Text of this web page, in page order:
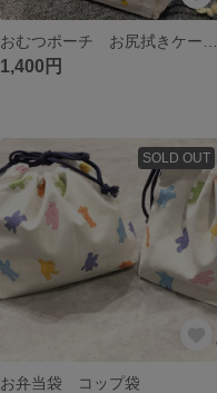
1,400円
SOLD OUT
お弁当袋 コップ袋